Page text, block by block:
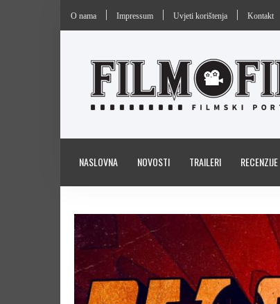
O nama Impressum Uvjeti korištenja Kontakt
NASLOVNA NOVOSTI TRAILERI RECENZIJE